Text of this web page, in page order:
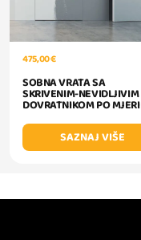
475,00 €
SOBNA VRATA SA
SKRIVENIM-NEVIDLJIVIM
DOVRATNIKOM PO MJERI
SAZNAJ VIŠE